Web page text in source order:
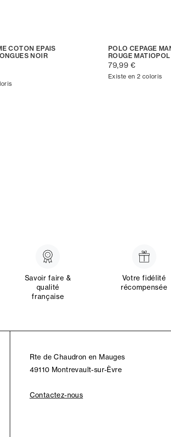
COTON EPAIS
NOIR
POLO CEPAGE
ROUGE MATIOPOL
79,99 €
Existe en 2 coloris
Savoir faire &
qualité
française
Votre fidélité
récompensée
Rte de Chaudron en Mauges
49110 Montrevault-sur-Èvre
Contactez-nous